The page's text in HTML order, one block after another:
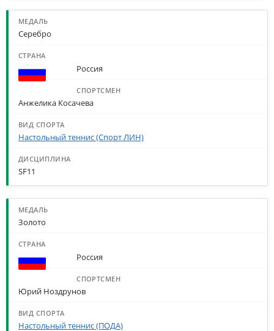
Серебро
Россия
Анжелика Косачева
Настольный теннис (Спорт ЛИН)
SF11
Золото
Россия
Юрий Ноздрунов
Настольный теннис (ПОДА)